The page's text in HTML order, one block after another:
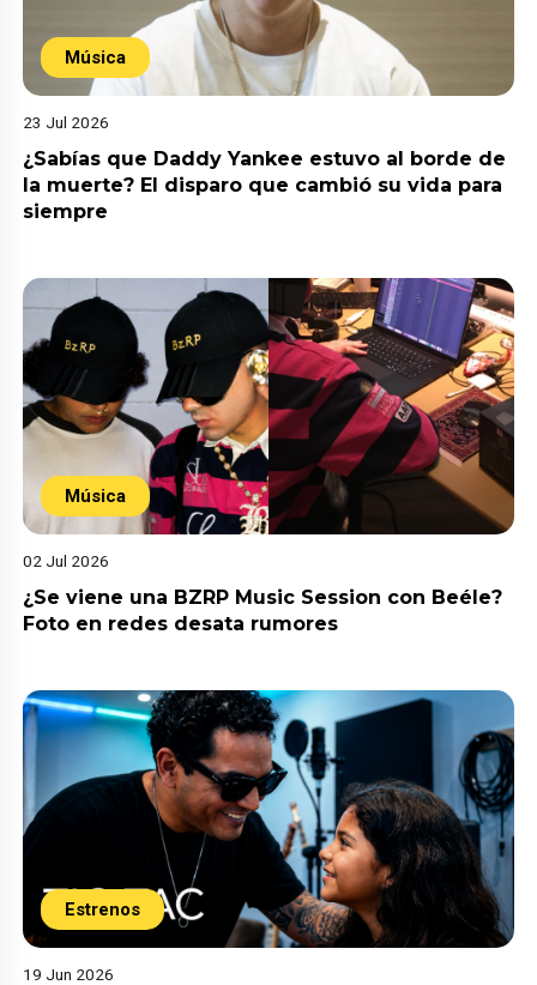
Música
23 Jul 2026
¿Sabías que Daddy Yankee estuvo al borde de
la muerte? El disparo que cambió su vida para
siempre
Música
02 Jul 2026
¿Se viene una BZRP Music Session con Beéle?
Foto en redes desata rumores
Estrenos
19 Jun 2026